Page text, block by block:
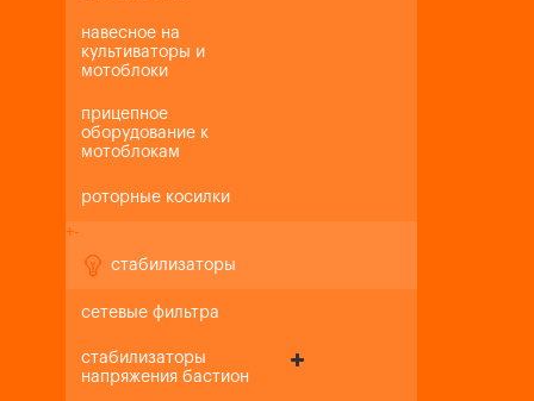
навесное на
культиваторы и
мотоблоки
прицепное
оборудование к
мотоблокам
роторные косилки
+-
стабилизаторы
сетевые фильтра
стабилизаторы
напряжения бастион